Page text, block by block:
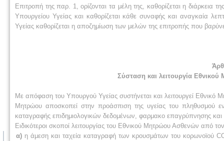
Επιτροπή της παρ. 1, ορίζονται τα μέλη της, καθορίζεται η διάρκεια
Υπουργείου Υγείας και καθορίζεται κάθε συναφής και αναγκαία
Υγείας καθορίζεται η αποζημίωση των μελών της επιτροπής που
Σύσταση και λειτουργία
Με απόφαση του Υπουργού Υγείας συστήνεται και λειτουργεί
Μητρώου αποσκοπεί στην προάσπιση της υγείας του πληθυσμού
καταγραφής επιδημιολογικών δεδομένων, φαρμακο επαγρύπνησης και
Ειδικότεροι σκοποί λειτουργίας του Εθνικού Μητρώου Ασθενών από
α) η άμεση και ταχεία καταγραφή των κρουσμάτων του κορωνοϊού